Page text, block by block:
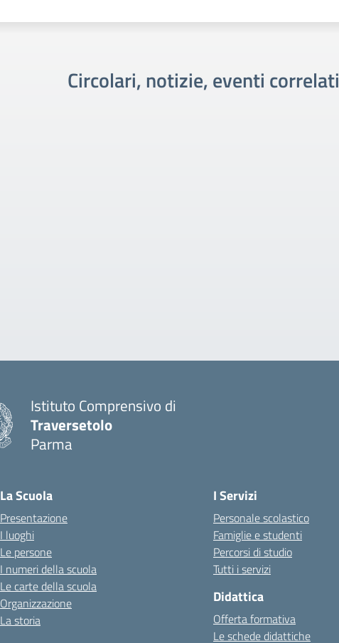
Circolari, notizie, eventi correlati
Istituto Comprensivo di
Traversetolo
Parma
La Scuola
Presentazione
I luoghi
Le persone
I numeri della scuola
Le carte della scuola
Organizzazione
La storia
I Servizi
Personale scolastico
Famiglie e studenti
Percorsi di studio
Tutti i servizi
Didattica
Offerta formativa
Le schede didattiche